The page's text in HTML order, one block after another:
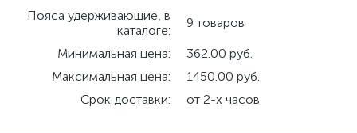
Пояса удерживающие, в
каталоге:
9 товаров
Минимальная цена:
362.00 руб.
Максимальная цена:
1450.00 руб.
Срок доставки:
от 2-х часов